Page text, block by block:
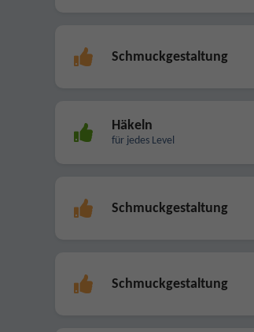
Schmuckgestaltung
Häkeln
für jedes Level
Schmuckgestaltung
Schmuckgestaltung